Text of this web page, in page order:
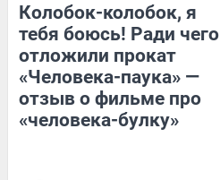
Колобок-колобок, я
тебя боюсь! Ради чего
отложили прокат
«Человека-паука» —
отзыв о фильме про
«человека-булку»